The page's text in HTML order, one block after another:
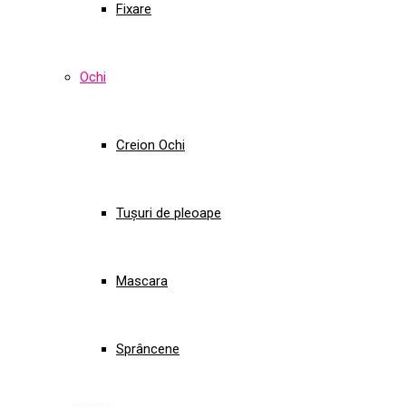
Fixare
Ochi
Creion Ochi
Tușuri de pleoape
Mascara
Sprâncene